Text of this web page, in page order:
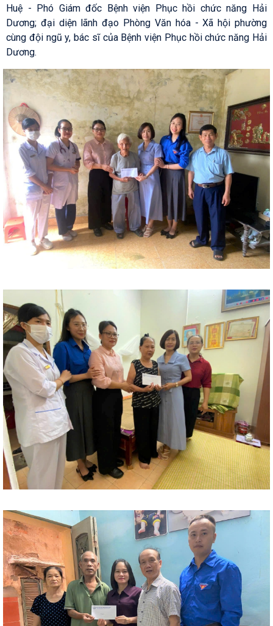
Huệ - Phó Giám đốc Bệnh viện Phục hồi chức năng Hải
Dương; đại diện lãnh đạo Phòng Văn hóa - Xã hội phường
cùng đội ngũ y, bác sĩ của Bệnh viện Phục hồi chức năng Hải
Dương.